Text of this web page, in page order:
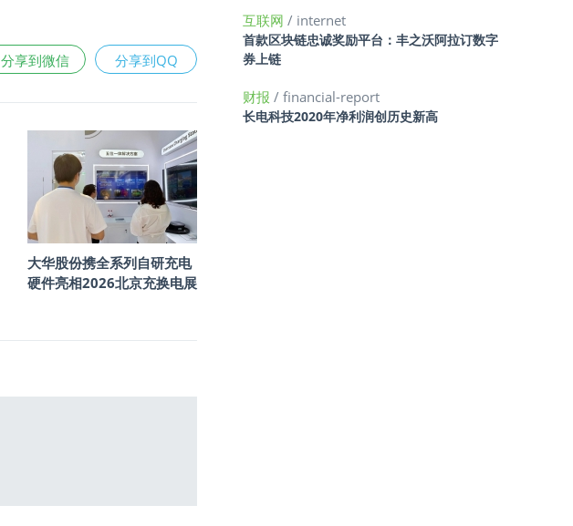
分享到微信 分享到QQ
大华股份携全系列自研充电
硬件亮相2026北京充换电展
互联网 / internet
首款区块链忠诚奖励平台：丰之沃阿拉订数字
券上链
财报 / financial-report
长电科技2020年净利润创历史新高